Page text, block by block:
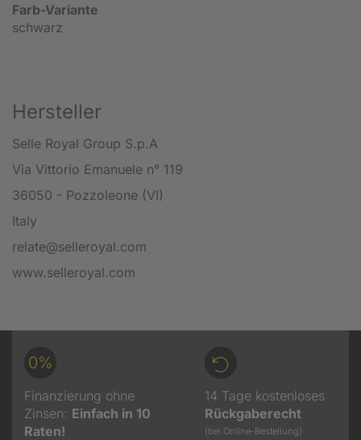
Farb-Variante
schwarz
Hersteller
Selle Royal Group S.p.A
Via Vittorio Emanuele n° 119
36050 - Pozzoleone (VI)
Italy
relate@selleroyal.com
www.selleroyal.com
0%
Finanzierung ohne
Zinsen: Einfach in 10
Raten!
14 Tage kostenloses
Rückgaberecht
(bei Online-Bestellung)